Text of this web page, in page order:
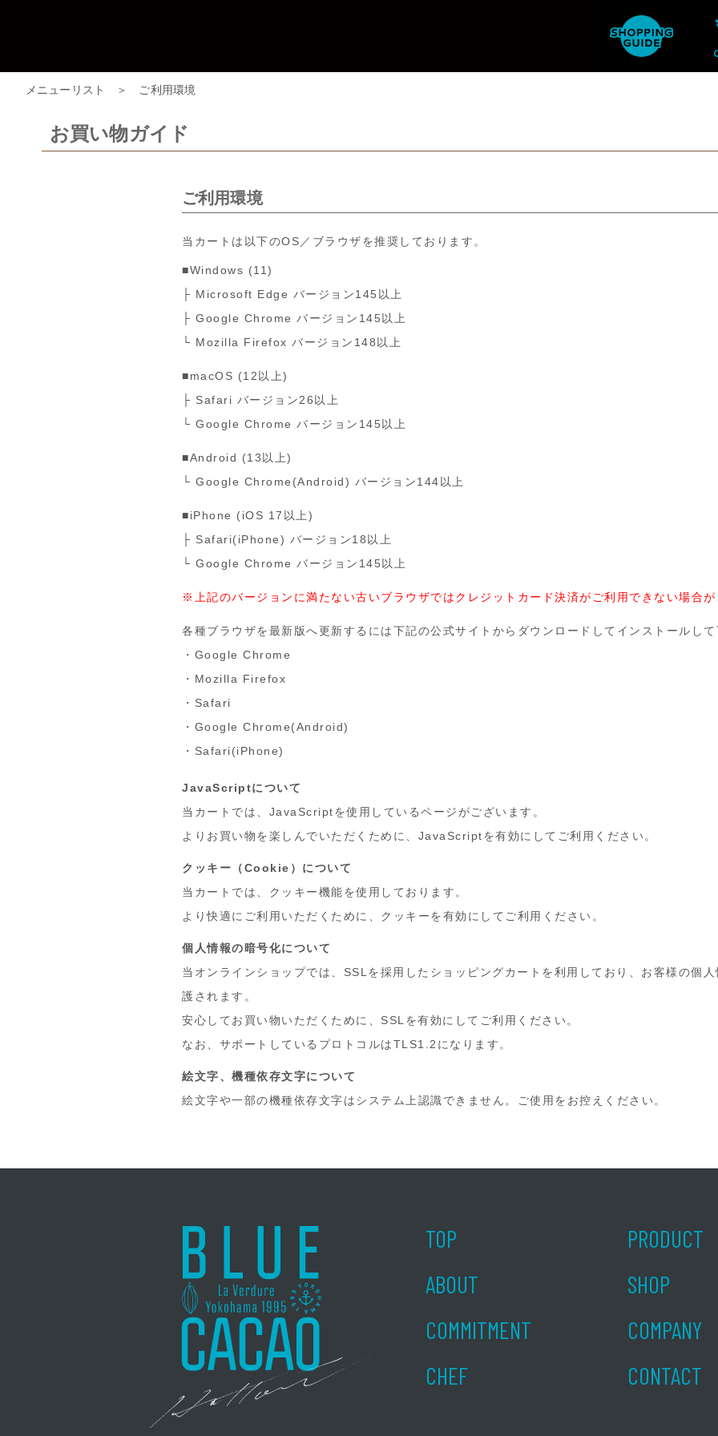
メニューリスト ＞ ご利用環境
お買い物ガイド
ご利用環境
当カートは以下のOS／ブラウザを推奨しております。
■Windows (11)
├ Microsoft Edge バージョン145以上
├ Google Chrome バージョン145以上
└ Mozilla Firefox バージョン148以上
■macOS (12以上)
├ Safari バージョン26以上
└ Google Chrome バージョン145以上
■Android (13以上)
└ Google Chrome(Android) バージョン144以上
■iPhone (iOS 17以上)
├ Safari(iPhone) バージョン18以上
└ Google Chrome バージョン145以上
※上記のバージョンに満たない古いブラウザではクレジットカード決済がご利用できない場合が
各種ブラウザを最新版へ更新するには下記の公式サイトからダウンロードしてインストールして
・ Google Chrome
・ Mozilla Firefox
・ Safari
・ Google Chrome(Android)
・ Safari(iPhone)
JavaScriptについて
当カートでは、JavaScriptを使用しているページがございます。
よりお買い物を楽しんでいただくために、JavaScriptを有効にしてご利用ください。
クッキー（Cookie）について
当カートでは、クッキー機能を使用しております。
より快適にご利用いただくために、クッキーを有効にしてご利用ください。
個人情報の暗号化について
当オンラインショップでは、SSLを採用したショッピングカートを利用しており、お客様の個
護されます。
安心してお買い物いただくために、SSLを有効にしてご利用ください。
なお、サポートしているプロトコルはTLS1.2になります。
絵文字、機種依存文字について
絵文字や一部の機種依存文字はシステム上認識できません。ご使用をお控えください。
TOP
ABOUT
COMMITMENT
CHEF
PRODUCT
SHOP
COMPANY
CONTACT